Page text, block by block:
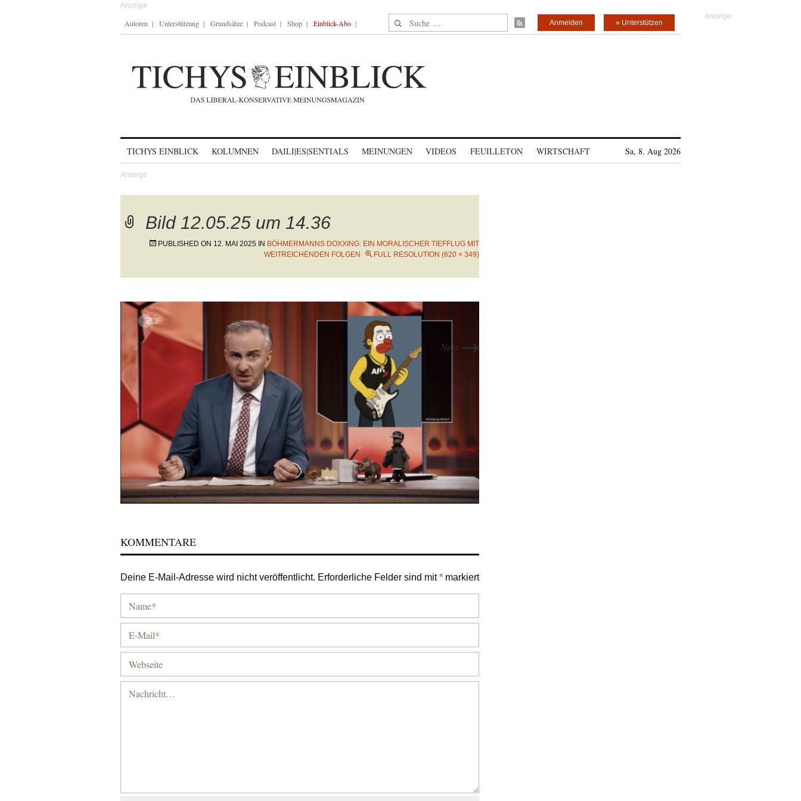
Autoren Unterstützung Grundsätze Podcast Shop Einblick-Abo Suche nach: » Unterstützen
Anmelden
TICHYS EINBLICK KOLUMNEN DAILI|ES|SENTIALS MEINUNGEN VIDEOS FEUILLETON WIRTSCHAFT Sa, 8. Aug 2026
Bild 12.05.25 um 14.36
PUBLISHED ON 12. MAI 2025 IN BÖHMERMANNS DOXXING: EIN MORALISCHER TIEFFLUG MIT
WEITREICHENDEN FOLGEN
FULL RESOLUTION (620 × 349)
Next →
KOMMENTARE
Deine E-Mail-Adresse wird nicht veröffentlicht. Erforderliche Felder sind mit* markiert